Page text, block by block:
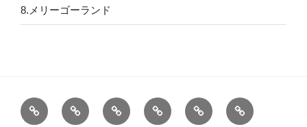
8.メリーゴーランド
「こ
こ」
1.
何
2.
涙
3.
唄
4.
こ
5.
今